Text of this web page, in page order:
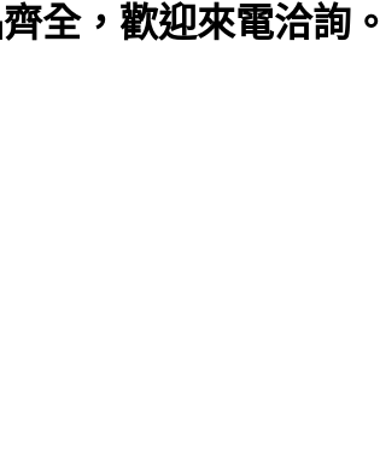
全，歡迎來電洽詢。